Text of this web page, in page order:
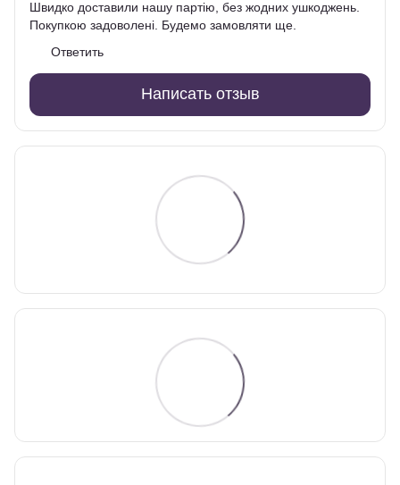
Швидко доставили нашу партію, без жодних ушкоджень.
Покупкою задоволені. Будемо замовляти ще.
Ответить
Написать отзыв